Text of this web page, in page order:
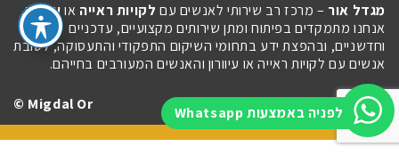
לפניה באמצעות Whatsapp
מגדל אור – מרכז רב שירותי לאנשים עם לקויות ראייה אועיוורון.
אנחנו מתמקדים בפיתוח ומתן שירותים מקצועיים, עדכניים
וחדשניים, ובהפצת ידע בתחומי השיקום התפקודי והתעסוקה, לטובת
אנשים עם לקויות ראייה או עיוורון והאנשים המעורבים בחייהם.
Imaginet
Migdal Or ©